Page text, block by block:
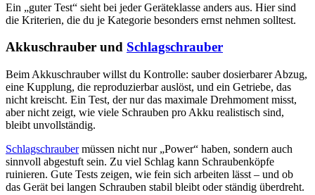
Ein „guter Test“ sieht bei jeder Geräteklasse anders aus. Hier sind
die Kriterien, die du je Kategorie besonders ernst nehmen solltest.
Akkuschrauber und Schlagschrauber
Beim Akkuschrauber willst du Kontrolle: sauber dosierbarer Abzug,
eine Kupplung, die reproduzierbar auslöst, und ein Getriebe, das
nicht kreischt. Ein Test, der nur das maximale Drehmoment misst,
aber nicht zeigt, wie viele Schrauben pro Akku realistisch sind,
bleibt unvollständig.
Schlagschraubermüssen nicht nur „Power“ haben, sondern auch
sinnvoll abgestuft sein. Zu viel Schlag kann Schraubenköpfe
ruinieren. Gute Tests zeigen, wie fein sich arbeiten lässt – und ob
das Gerät bei langen Schrauben stabil bleibt oder ständig überdreht.